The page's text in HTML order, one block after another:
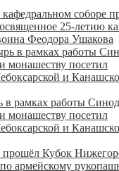
соборе
25-летию
Феодора Ушакова
в рамках работы
монашеству посетил
и